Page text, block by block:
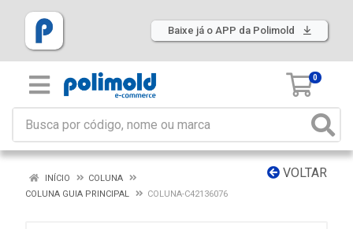
Baixe já o APP da Polimold
0
VOLTAR
INÍCIO
COLUNA
COLUNA GUIA PRINCIPAL
COLUNA-C42136076